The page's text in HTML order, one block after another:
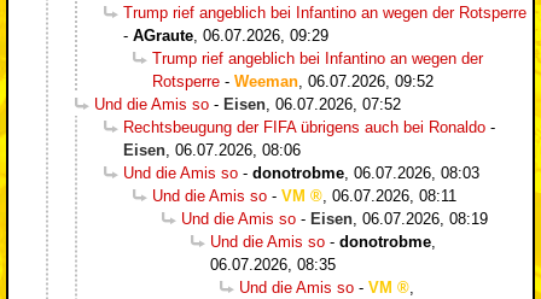
Trump rief angeblich bei Infantino an wegen der Rotsperre
- AGraute 06.07.2026, 09:29
Trump rief angeblich bei Infantino an wegen der
Rotsperre - Weeman 06.07.2026, 09:52
Und die Amis so - Eisen 06.07.2026, 07:52
Rechtsbeugung der FIFA übrigens auch bei Ronaldo -
Eisen 06.07.2026, 08:06
Und die Amis so - donotrobme 06.07.2026, 08:03
Und die Amis so - VM
06.07.2026, 08:11
Und die Amis so - Eisen 06.07.2026, 08:19
Und die Amis so - donotrobme
06.07.2026, 08:35
Und die Amis so - VM